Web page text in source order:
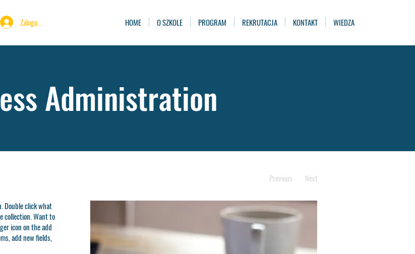
Zaloguj się HOME O SZKOLE PROGRAM REKRUTACJA KONTAKT WIEDZA
Administration
Double click what
collection. Want to
icon on the add
add new fields,
Previous Next